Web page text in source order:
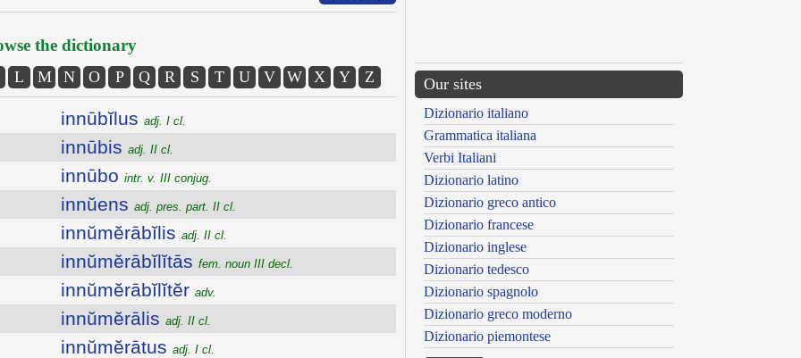
the dictionary
L M N O P Q R S T U V W X Y Z
innūbĭlus adj. I cl.
innūbis adj. II cl.
innūbo intr. v. III conjug.
innŭens adj. pres. part. II cl.
innŭmĕrābĭlis adj. II cl.
innŭmĕrābĭlĭtās fem. noun III decl.
innŭmĕrābĭlĭtĕr adv.
innŭmĕrālis adj. II cl.
innŭmĕrātus adj. I cl.
Our sites
Dizionario italiano
Grammatica italiana
Verbi Italiani
Dizionario latino
Dizionario greco antico
Dizionario francese
Dizionario inglese
Dizionario tedesco
Dizionario spagnolo
Dizionario greco moderno
Dizionario piemontese